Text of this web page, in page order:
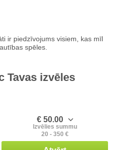
ir piedzīvojums visiem, kas mīl
spēles.
Tavas izvēles
€ 50.00
Izvēlies summu
20 - 350 €